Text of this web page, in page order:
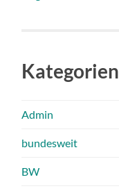
Kategorien
Admin
bundesweit
BW